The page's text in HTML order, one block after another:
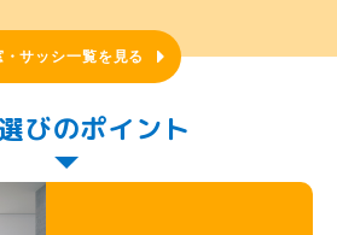
・サッシ一覧を見る
びのポイント